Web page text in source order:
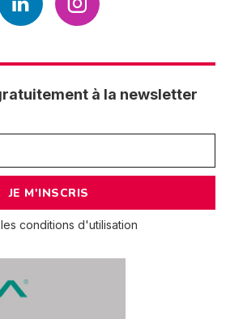
à la newsletter
conditions d'utilisation